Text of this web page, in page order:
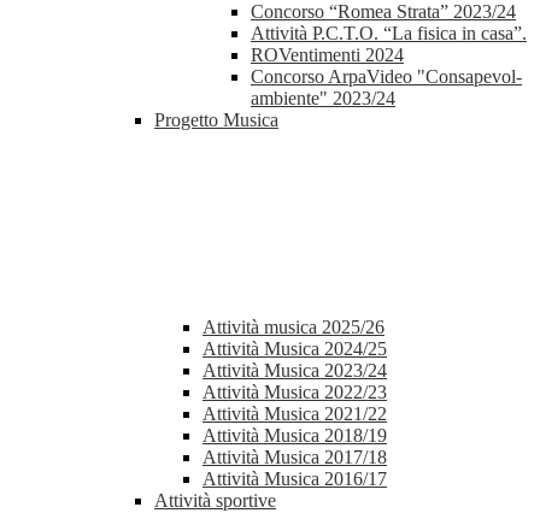
Concorso “Romea Strata” 2023/24
Attività P.C.T.O. “La fisica in casa”.
ROVentimenti 2024
Concorso ArpaVideo "Consapevol-
ambiente" 2023/24
Progetto Musica
Attività musica 2025/26
Attività Musica 2024/25
Attività Musica 2023/24
Attività Musica 2022/23
Attività Musica 2021/22
Attività Musica 2018/19
Attività Musica 2017/18
Attività Musica 2016/17
Attività sportive